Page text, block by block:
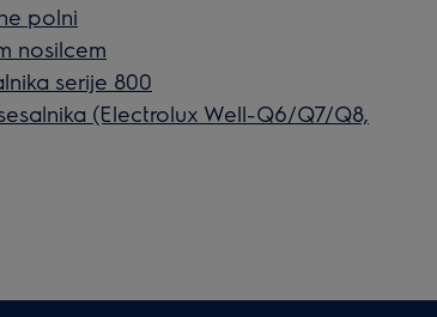
polni
nosilcem
serije 800
(Electrolux Well-Q6/Q7/Q8,